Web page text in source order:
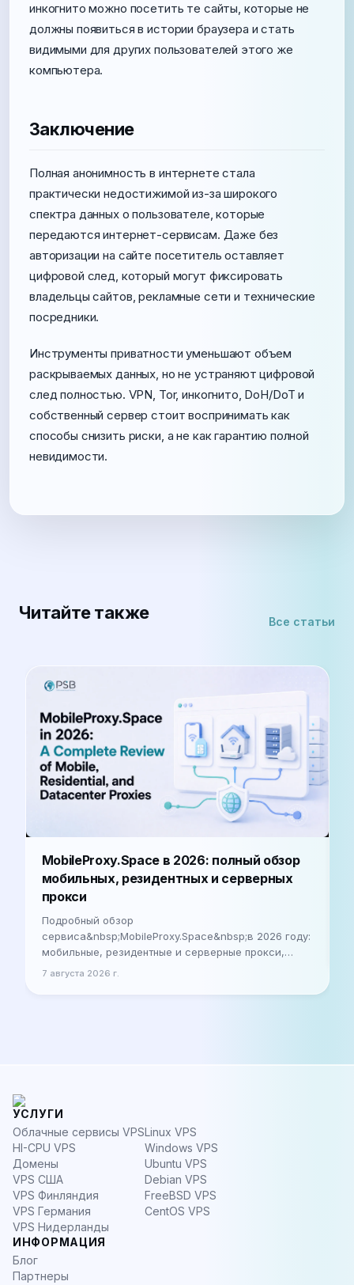
инкогнито можно посетить те сайты, которые не
должны появиться в истории браузера и стать
видимыми для других пользователей этого же
компьютера.
Заключение
Полная анонимность в интернете стала
практически недостижимой из-за широкого
спектра данных о пользователе, которые
передаются интернет-сервисам. Даже без
авторизации на сайте посетитель оставляет
цифровой след, который могут фиксировать
владельцы сайтов, рекламные сети и технические
посредники.
Инструменты приватности уменьшают объем
раскрываемых данных, но не устраняют цифровой
след полностью. VPN, Tor, инкогнито, DoH/DoT и
собственный сервер стоит воспринимать как
способы снизить риски, а не как гарантию полной
невидимости.
Читайте также Все статьи
MobileProxy.Space в 2026: полный обзор
мобильных, резидентных и серверных
прокси
Подробный обзор
сервиса&nbsp;MobileProxy.Space&nbsp;в 2026 году:
мобильные, резидентные и серверные прокси,
тарифы, настройка, реальные кейсы и советы по
7 августа 2026 г.
УСЛУГИ
Облачные сервисы VPS
HI-CPU VPS
Домены
VPS США
VPS Финляндия
VPS Германия
VPS Нидерланды
Linux VPS
Windows VPS
Ubuntu VPS
Debian VPS
FreeBSD VPS
CentOS VPS
ИНФОРМАЦИЯ
Блог
Партнеры